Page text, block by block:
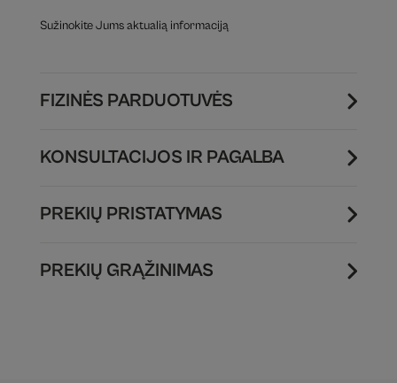
Sužinokite Jums aktualią informaciją
FIZINĖS PARDUOTUVĖS
KONSULTACIJOS IR PAGALBA
PREKIŲ PRISTATYMAS
PREKIŲ GRĄŽINIMAS